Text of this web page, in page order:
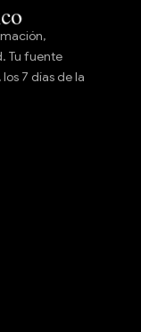
Tu fuente
7 días de la